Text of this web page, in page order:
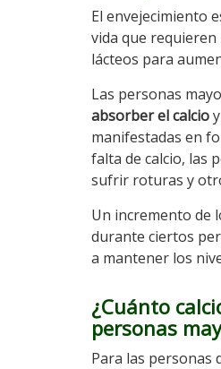
El envejecimiento
vida que
lácteos para
Las personas
absorber el calcio
manifestadas en
falta de calcio, las
sufrir roturas y
Un incremento de
durante ciertos
a mantener los
¿Cuánto
personas
Para las personas